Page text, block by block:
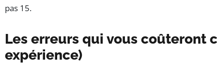
pas 15.
Les erreurs qui vous coûteront
expérience)